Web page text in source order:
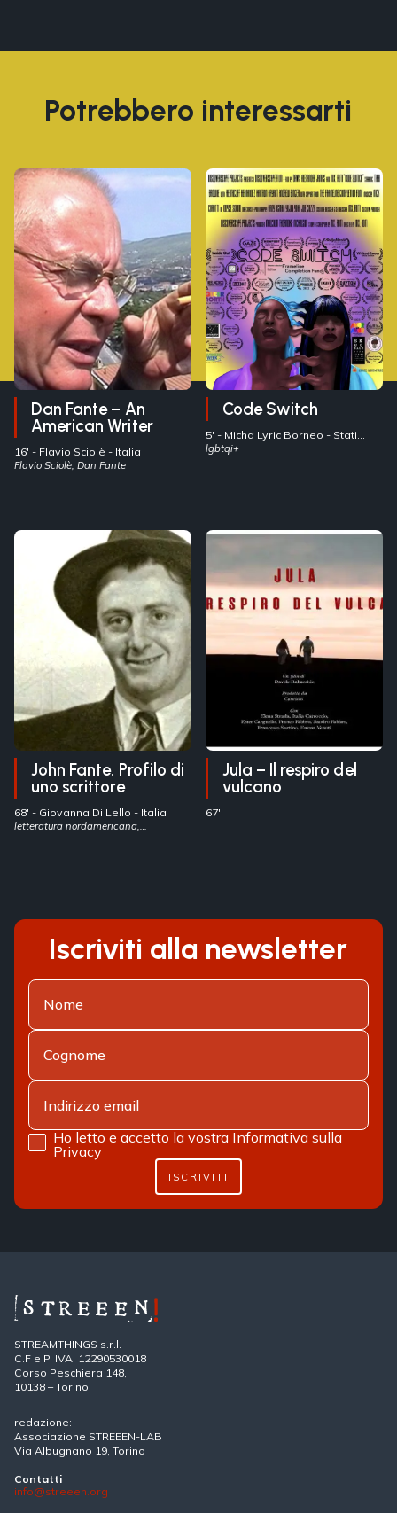
Potrebbero interessarti
Dan Fante – An
American Writer
16' - Flavio Sciolè - Italia
Flavio Sciolè, Dan Fante
Code Switch
5' - Micha Lyric Borneo
Uniti
lgbtqi+
John Fante. Profilo di
uno scrittore
68' - Giovanna Di Lello - Italia
letteratura nordamericana,
Jula – Il respiro del
vulcano
67'
Iscriviti alla newsletter
Ho letto e accetto la vostra Informativa sulla
Privacy
ISCRIVITI
STREAMTHINGS s.r.l.
C.F e P. IVA: 12290530018
Corso Peschiera 148,
10138 – Torino
redazione:
Associazione STREEEN-LAB
Via Albugnano 19, Torino
Contatti
info@streeen.org